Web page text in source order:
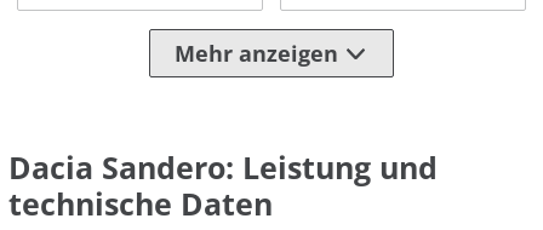
Mehr anzeigen
Dacia Sandero: Leistung und
technische Daten